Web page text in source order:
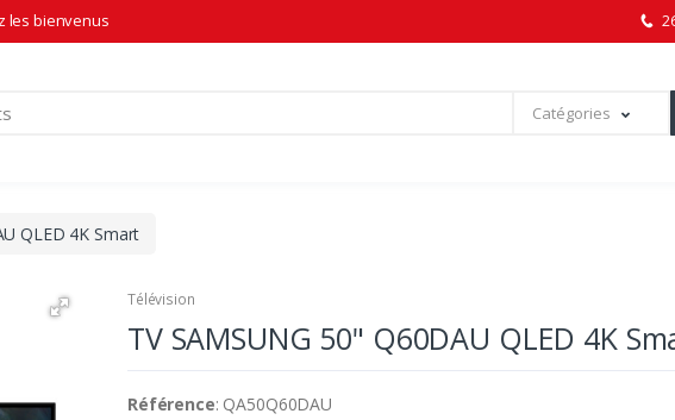
les bienvenus
Catégories
QLED 4K Smart
Télévision
TV SAMSUNG 50" Q60DAU QLED 4K
Référence: QA50Q60DAU